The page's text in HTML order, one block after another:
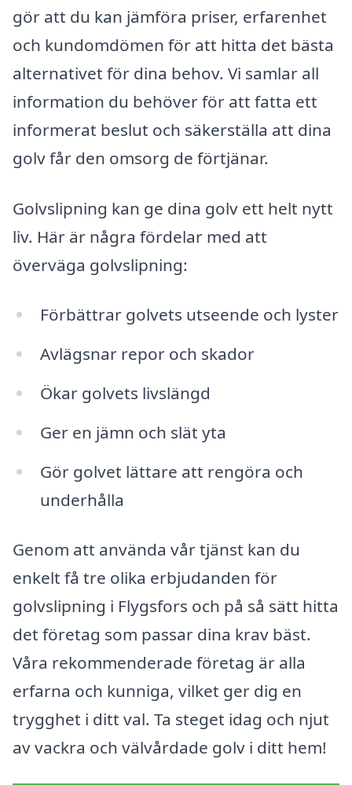
gör att du kan jämföra priser, erfarenhet
och kundomdömen för att hitta det bästa
alternativet för dina behov. Vi samlar all
information du behöver för att fatta ett
informerat beslut och säkerställa att dina
golv får den omsorg de förtjänar.
Golvslipning kan ge dina golv ett helt nytt
liv. Här är några fördelar med att
överväga golvslipning:
Förbättrar golvets utseende och lyster
Avlägsnar repor och skador
Ökar golvets livslängd
Ger en jämn och slät yta
Gör golvet lättare att rengöra och
underhålla
Genom att använda vår tjänst kan du
enkelt få tre olika erbjudanden för
golvslipning i Flygsfors och på så sätt hitta
det företag som passar dina krav bäst.
Våra rekommenderade företag är alla
erfarna och kunniga, vilket ger dig en
trygghet i ditt val. Ta steget idag och njut
av vackra och välvårdade golv i ditt hem!